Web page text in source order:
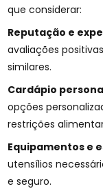
que considerar:
Reputação e
avaliações
similares.
Cardápio
opções
restrições
Equipamentos e
utensílios
e seguro.